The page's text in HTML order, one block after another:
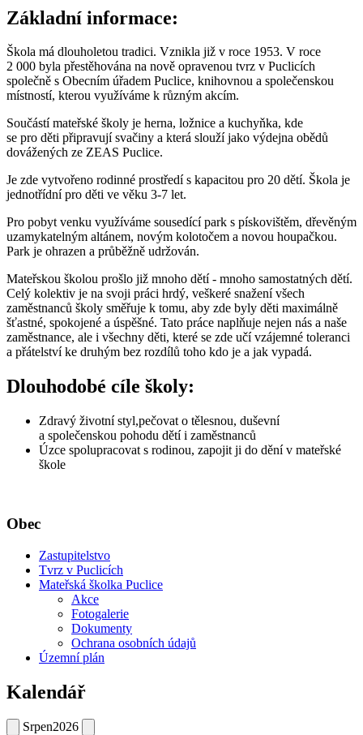
Základní informace:
Škola má dlouholetou tradici. Vznikla již v roce 1953. V roce
2 000 byla přestěhována na nově opravenou tvrz v Puclicích
společně s Obecním úřadem Puclice, knihovnou a společenskou
místností, kterou využíváme k různým akcím.
Součástí mateřské školy je herna, ložnice a kuchyňka, kde
se pro děti připravují svačiny a která slouží jako výdejna obědů
dovážených ze ZEAS Puclice.
Je zde vytvořeno rodinné prostředí s kapacitou pro 20 dětí. Škola je
jednotřídní pro děti ve věku 3-7 let.
Pro pobyt venku využíváme sousedící park s pískovištěm, dřevěným
uzamykatelným altánem, novým kolotočem a novou houpačkou.
Park je ohrazen a průběžně udržován.
Mateřskou školou prošlo již mnoho dětí - mnoho samostatných dětí.
Celý kolektiv je na svoji práci hrdý, veškeré snažení všech
zaměstnanců školy směřuje k tomu, aby zde byly děti maximálně
šťastné, spokojené a úspěšné. Tato práce naplňuje nejen nás a naše
zaměstnance, ale i všechny děti, které se zde učí vzájemné toleranci
a přátelství ke druhým bez rozdílů toho kdo je a jak vypadá.
Dlouhodobé cíle školy:
Zdravý životní styl,pečovat o tělesnou, duševní
a společenskou pohodu dětí i zaměstnanců
Úzce spolupracovat s rodinou, zapojit ji do dění v mateřské
škole
Obec
Zastupitelstvo
Tvrz v Puclicích
Mateřská školka Puclice
Akce
Fotogalerie
Dokumenty
Ochrana osobních údajů
Územní plán
Kalendář
Srpen2026